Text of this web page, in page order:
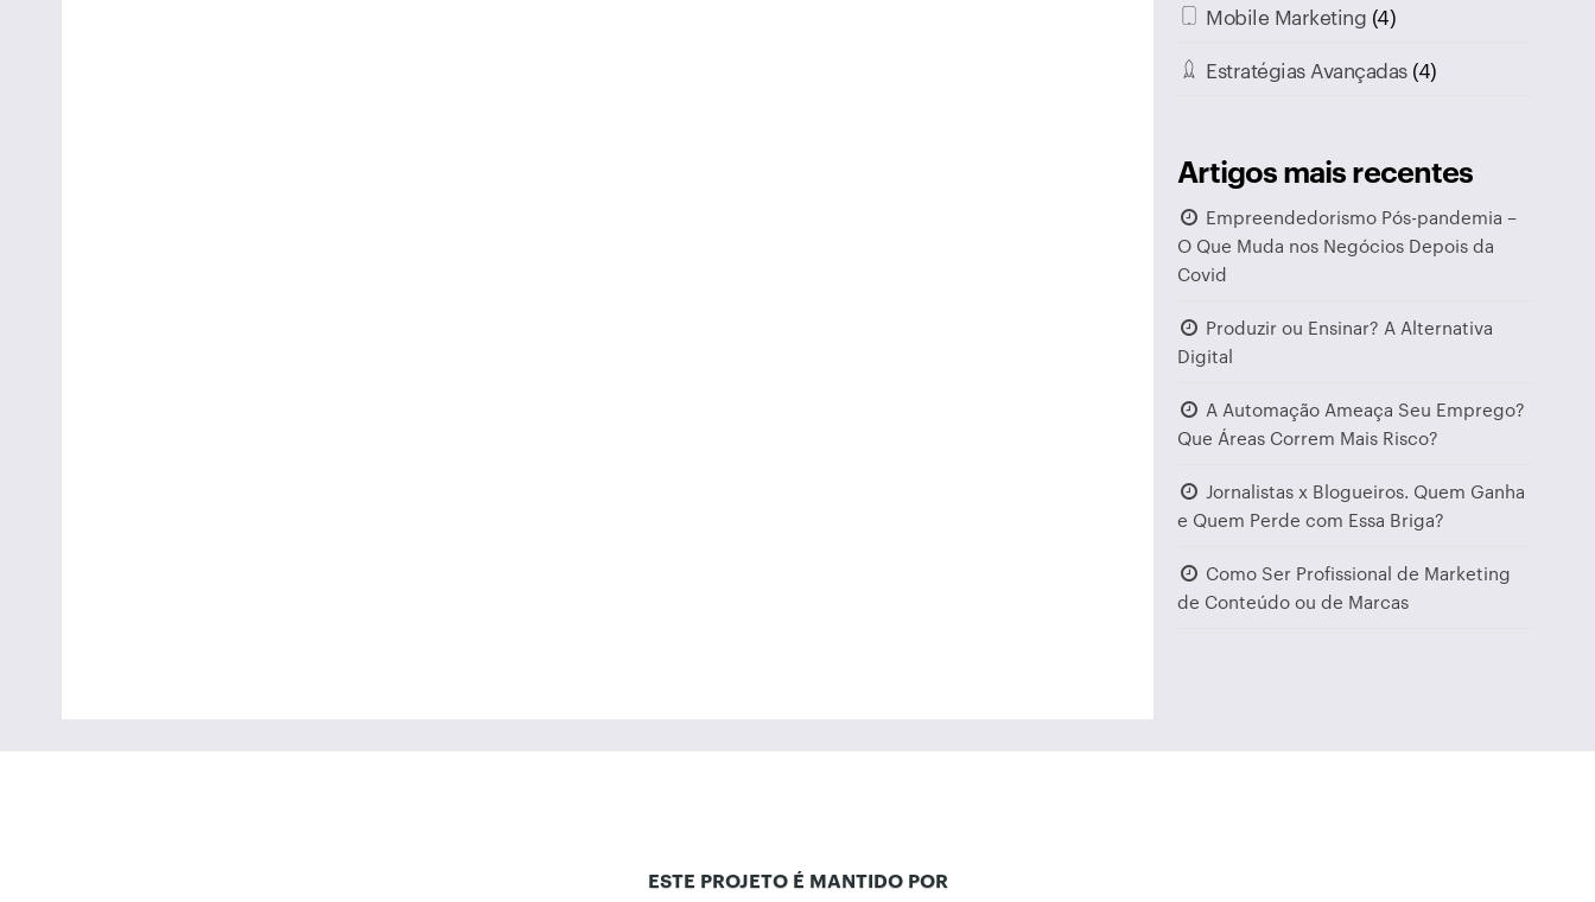
Mobile Marketing (4)
Estratégias Avançadas(4)
Artigos mais recentes
Empreendedorismo Pós-pandemia –
O Que Muda nos Negócios Depois da
Covid
Produzir ou Ensinar? A Alternativa
Digital
A Automação Ameaça Seu Emprego?
Que Áreas Correm Mais Risco?
Jornalistas x Blogueiros. Quem Ganha
e Quem Perde com Essa Briga?
Como Ser Profissional de Marketing
de Conteúdo ou de Marcas
ESTE PROJETO É MANTIDO POR